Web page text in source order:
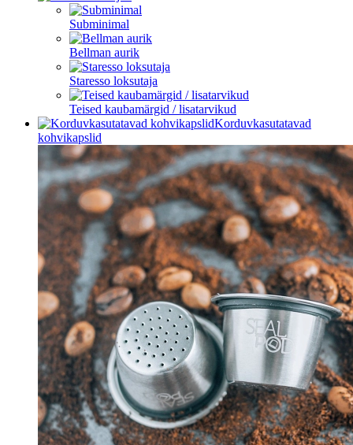
Subminimal
Bellman aurik
Staresso loksutaja
Teised kaubamärgid / lisatarvikud
Korduvkasutatavad
kohvikapslid